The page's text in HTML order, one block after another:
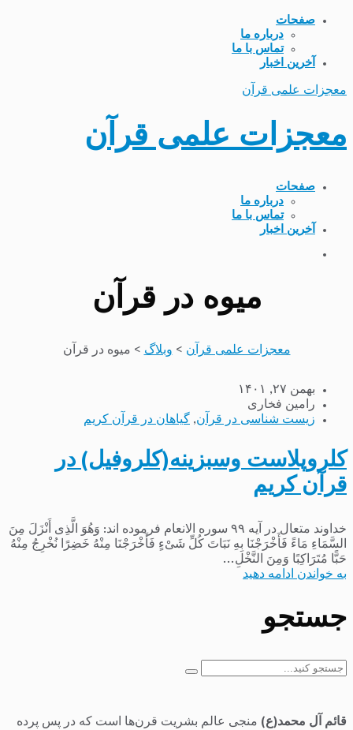
صفحات
درباره ما
تماس با ما
آخرین اخبار
معجزات علمی قرآن
معجزات علمی قرآن
صفحات
درباره ما
تماس با ما
آخرین اخبار
میوه در قرآن
معجزات علمی قرآن > وبلاگ > میوه در قرآن
بهمن ۲۷, ۱۴۰۱
رامین فخاری
زیست شناسی در قرآن, گیاهان در قرآن کریم
کلروپلاست وسبزینه(کلروفیل) در
قرآن کریم
خداوند متعال در آیه ۹۹ سوره الانعام فرموده اند: وَهُوَ الَّذِی أَنْزَلَ مِنَ
السَّمَاءِ مَاءً فَأَخْرَجْنَا بِهِ نَبَاتَ کُلِّ شَیْءٍ فَأَخْرَجْنَا مِنْهُ خَضِرًا نُخْرِجُ مِنْهُ
حَبًّا مُتَرَاکِبًا وَمِنَ النَّخْلِ...
به خواندن ادامه دهید
جستجو
جستجو
قائم آل محمد(ع) منجی عالم بشریت قرن‌ها است که در پس پرده